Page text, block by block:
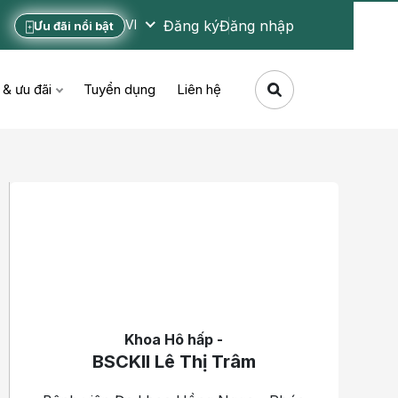
Ưu đãi nổi bật VI Đăng kýĐăng nhập
ưu đãi Tuyển dụng Liên hệ
Khoa Hô hấp -
BSCKII Lê Thị Trâm